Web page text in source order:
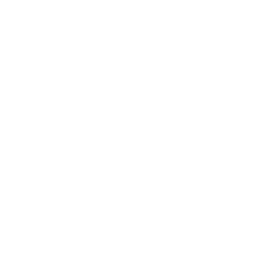
会开始自动扫描和恢复SD卡。